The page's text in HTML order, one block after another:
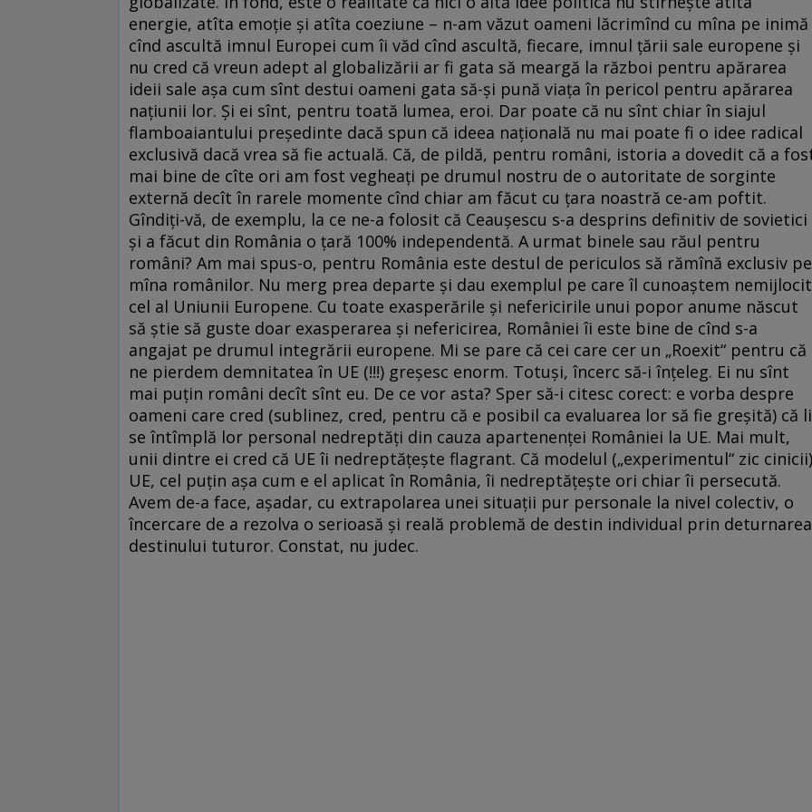
energie, atîta emoție și atîta coeziune – n-am văzut oameni lăcrimînd cu mîna pe inimă
cînd ascultă imnul Europei cum îi văd cînd ascultă, fiecare, imnul țării sale europene și
nu cred că vreun adept al globalizării ar fi gata să meargă la război pentru apărarea
ideii sale așa cum sînt destui oameni gata să-și pună viața în pericol pentru apărarea
națiunii lor. Și ei sînt, pentru toată lumea, eroi. Dar poate că nu sînt chiar în siajul
flamboaiantului președinte dacă spun că ideea națională nu mai poate fi o idee radical
exclusivă dacă vrea să fie actuală. Că, de pildă, pentru români, istoria a dovedit că a
mai bine de cîte ori am fost vegheați pe drumul nostru de o autoritate de sorginte
externă decît în rarele momente cînd chiar am făcut cu țara noastră ce-am poftit.
Gîndiți-vă, de exemplu, la ce ne-a folosit că Ceaușescu s-a desprins definitiv de sovietici
și a făcut din România o țară 100% independentă. A urmat binele sau răul pentru
români? Am mai spus-o, pentru România este destul de periculos să rămînă exclusiv pe
mîna românilor. Nu merg prea departe și dau exemplul pe care îl cunoaștem
cel al Uniunii Europene. Cu toate exasperările și nefericirile unui popor anume născut
să știe să guste doar exasperarea și nefericirea, României îi este bine de cînd s-a
angajat pe drumul integrării europene. Mi se pare că cei care cer un „Roexit“ pentru că
ne pierdem demnitatea în UE (!!!) greșesc enorm. Totuși, încerc să-i înțeleg. Ei nu sînt
mai puțin români decît sînt eu. De ce vor asta? Sper să-i citesc corect: e vorba despre
oameni care cred (sublinez, cred, pentru că e posibil ca evaluarea lor să fie greșită) că li
se întîmplă lor personal nedreptăți din cauza apartenenței României la UE. Mai mult,
unii dintre ei cred că UE îi nedreptățește flagrant. Că modelul („experimentul“ zic cinicii)
UE, cel puțin așa cum e el aplicat în România, îi nedreptățește ori chiar îi persecută.
Avem de-a face, așadar, cu extrapolarea unei situații pur personale la nivel colectiv, o
încercare de a rezolva o serioasă și reală problemă de destin individual prin deturnarea
destinului tuturor. Constat, nu judec.